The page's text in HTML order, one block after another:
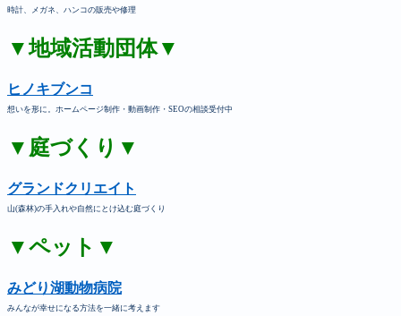
時計、メガネ、ハンコの販売や修理
▼地域活動団体▼
ヒノキブンコ
想いを形に。ホームページ制作・動画制作・SEOの相談受付中
▼庭づくり▼
グランドクリエイト
山(森林)の手入れや自然にとけ込む庭づくり
▼ペット▼
みどり湖動物病院
みんなが幸せになる方法を一緒に考えます